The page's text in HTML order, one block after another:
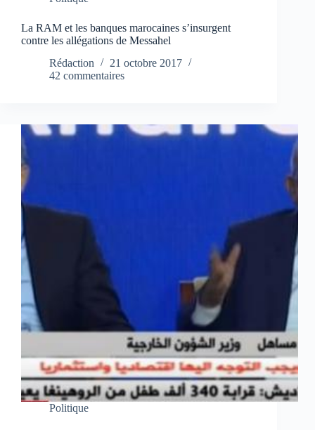
La RAM et les banques marocaines s’insurgent
contre les allégations de Messahel
Rédaction
21 octobre 2017
42 commentaires
Politique